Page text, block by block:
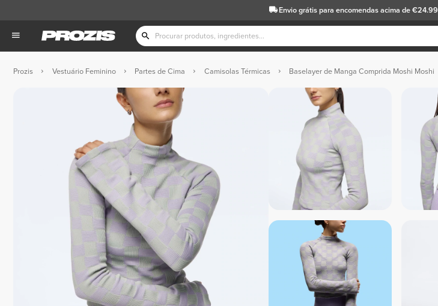
Envio grátispara encomendas acima de €24.99
Prozis Vestuário Feminino Partes de Cima Camisolas Térmicas Baselayer de Manga Comprida Moshi Moshi